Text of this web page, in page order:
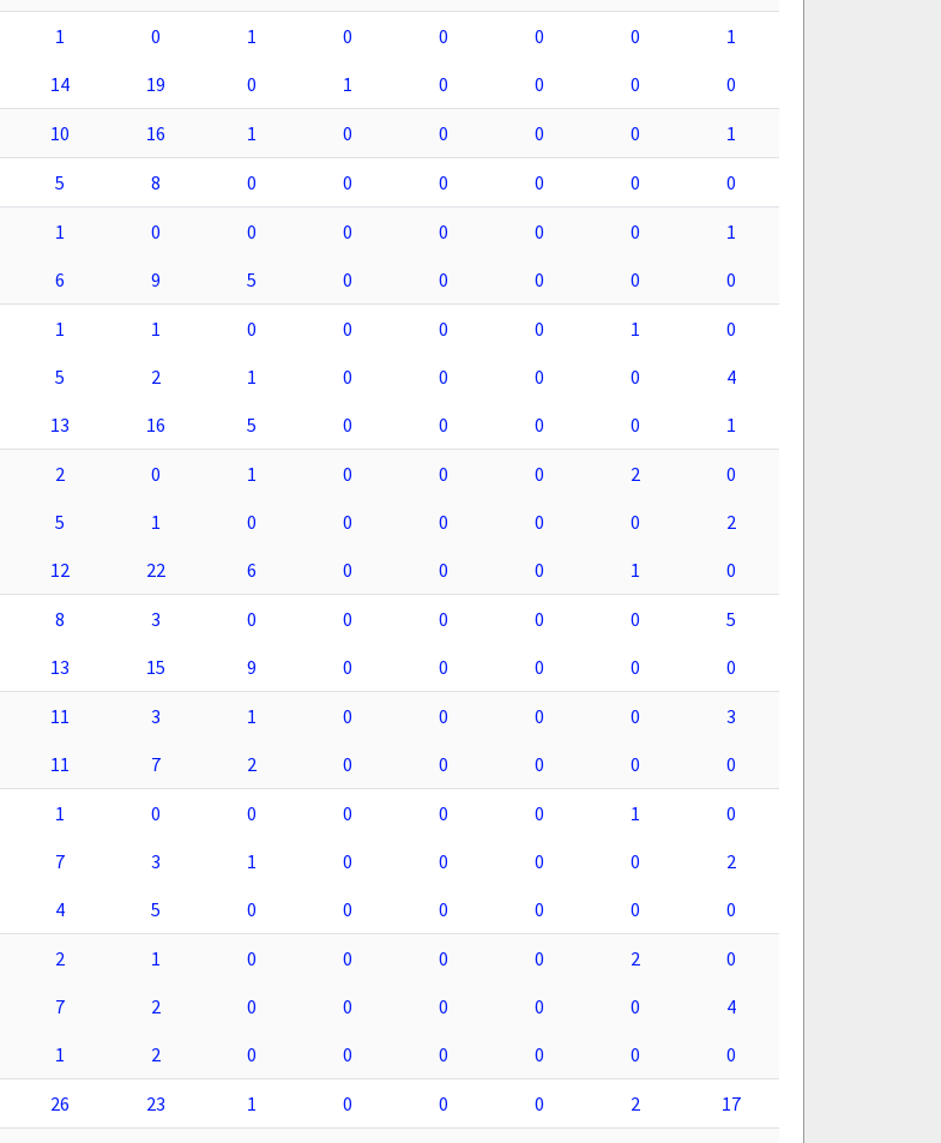
1 0 1 0 0 0 0
1
14 19 0 1 0 0 0 0
10 16 1 0 0 0 0 1
5 8 0 0 0 0 0 0
1 0 0 0 0 0 0
1
6 9 5 0 0 0 0 0
1 1 0 0 0 0 1
0
5 2 1 0 0 0 0
4
13 16 5 0 0 0 0 1
2 0 1 0 0 0 2
0
5 1 0 0 0 0 0
2
12 22 6 0 0 0 1 0
8 3 0 0 0 0 0
5
13 15 9 0 0 0 0 0
11 3 1 0 0 0 0
3
11 7 2 0 0 0 0 0
1 0 0 0 0 0 1
0
7 3 1 0 0 0 0
2
4 5 0 0 0 0 0 0
2 1 0 0 0 0 2
0
7 2 0 0 0 0 0
4
1 2 0 0 0 0 0 0
26 23 1 0 0 0 2 17